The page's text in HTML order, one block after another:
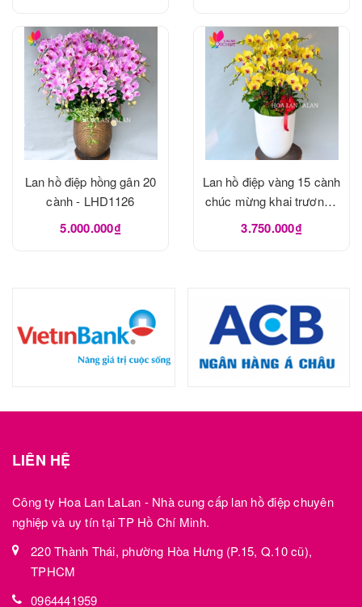
Lan hồ điệp hồng gân 20
cành - LHD1126
5.000.000₫
Lan hồ điệp vàng 15 cành
chúc mừng khai trương -
LHD1125
3.750.000₫
LIÊN HỆ
Công ty Hoa Lan LaLan - Nhà cung cấp lan hồ điệp chuyên
nghiệp và uy tín tại TP Hồ Chí Minh.
220 Thành Thái, phường Hòa Hưng (P.15, Q.10 cũ),
TPHCM
0964441959